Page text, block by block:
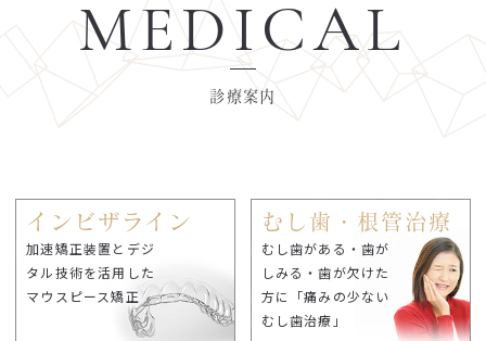
MEDICAL
診療案内
インビザライン
加速矯正装置とデジ
タル技術を活用した
マウスピース矯正
むし歯・根管治療
むし歯がある・歯が
しみる・歯が欠けた
方に「痛みの少ない
むし歯治療」